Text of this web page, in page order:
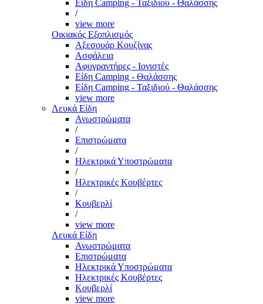
Είδη Camping - Ταξιδιού - Θαλάσσης
/
view more
Οικιακός Εξοπλισμός
Αξεσουάρ Κουζίνας
Ασφάλεια
Αφυγραντήρες - Ιονιστές
Είδη Camping - Θαλάσσης
Είδη Camping - Ταξιδιού - Θαλάσσης
view more
Λευκά Είδη
Ανωστρώματα
/
Επιστρώματα
/
Ηλεκτρικά Υποστρώματα
/
Ηλεκτρικές Κουβέρτες
/
Κουβερλί
/
view more
Λευκά Είδη
Ανωστρώματα
Επιστρώματα
Ηλεκτρικά Υποστρώματα
Ηλεκτρικές Κουβέρτες
Κουβερλί
view more